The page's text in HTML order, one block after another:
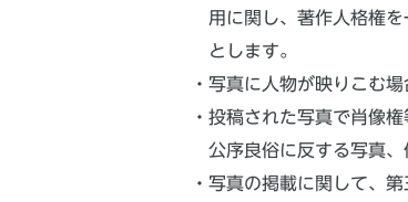
用に関し、著作人格権
とします。
・写真に人物が映りこむ
・投稿された写真で肖像
公序良俗に反する写真
・写真の掲載に関して、